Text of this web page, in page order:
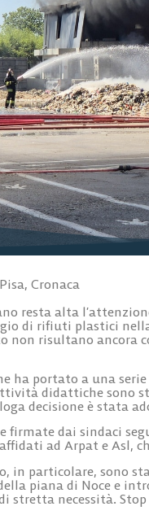
, Cronaca
resta alta
di rifiuti plastici
non risultano ancora
ha portato a una
didattiche sono
decisione è stata
firmate dai sindaci
ad Arpat e Asl,
in particolare, sono
piana di Noce e
stretta necessità.